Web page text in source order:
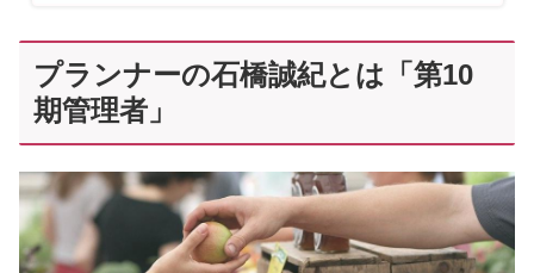
プランナーの石橋誠紀とは「第10
期管理者」